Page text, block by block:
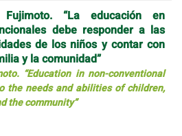
“La educación en
debe responder a las
de los niños y contar con
y la comunidad”
“Education in non-conventional
the needs and abilities of children,
the community”